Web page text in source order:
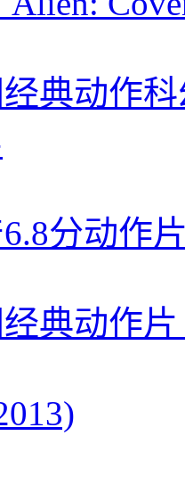
典动作
分动作
典动作